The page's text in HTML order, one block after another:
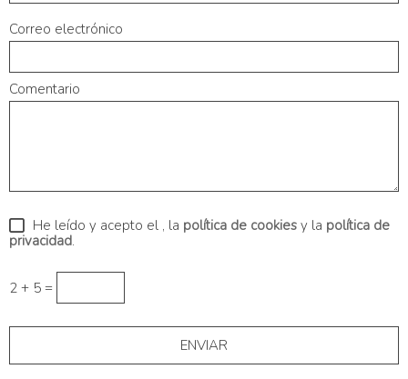
Correo electrónico
Comentario
He leído y acepto el , la política de cookies y la política de
privacidad.
2 + 5 =